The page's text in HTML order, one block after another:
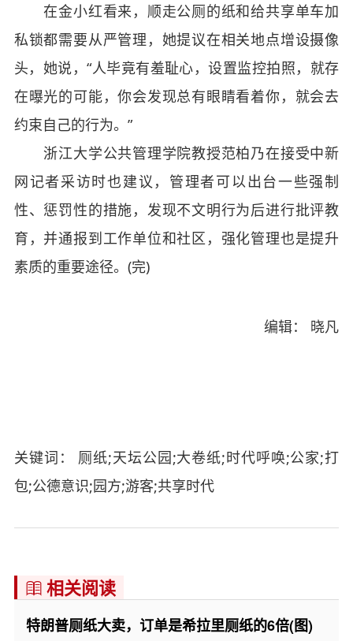
在金小红看来，顺走公厕的纸和给共享单车加
私锁都需要从严管理，她提议在相关地点增设摄像
头，她说，“人毕竟有羞耻心，设置监控拍照，就存
在曝光的可能，你会发现总有眼睛看着你，就会去
约束自己的行为。”
浙江大学公共管理学院教授范柏乃在接受中新
网记者采访时也建议，管理者可以出台一些强制
性、惩罚性的措施，发现不文明行为后进行批评教
育，并通报到工作单位和社区，强化管理也是提升
素质的重要途径。(完)
编辑： 晓凡
关键词： 厕纸;天坛公园;大卷纸;时代呼唤;公家;打
包;公德意识;园方;游客;共享时代
 相关阅读
特朗普厕纸大卖，订单是希拉里厕纸的6倍(图)